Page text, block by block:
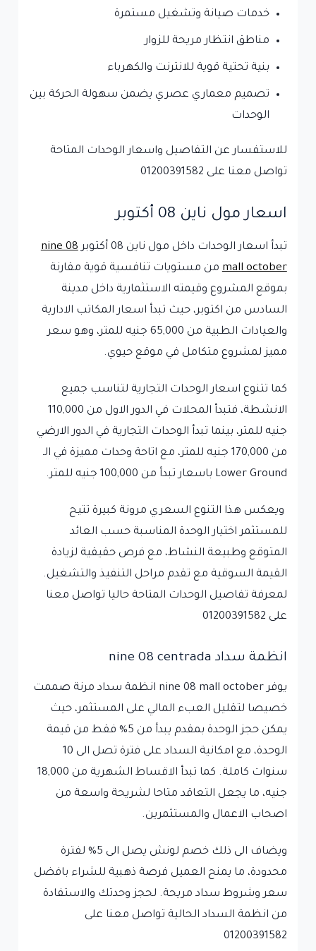
خدمات صيانة وتشغيل مستمرة
مناطق انتظار مريحة للزوار
بنية تحتية قوية للانترنت والكهرباء
تصميم معماري عصري يضمن سهولة الحركة بين
الوحدات
للاستفسار عن التفاصيل واسعار الوحدات المتاحة
تواصل معنا على 01200391582
اسعار مول ناين 08 أكتوبر
تبدأ اسعار الوحدات داخل مول ناين 08 أكتوبر
nine 08
mall octoberمن مستويات تنافسية قوية مقارنة
بموقع المشروع وقيمته الاستثمارية داخل مدينة
السادس من اكتوبر، حيث تبدأ اسعار المكاتب الادارية
والعيادات الطبية من 65,000 جنيه للمتر، وهو سعر
مميز لمشروع متكامل في موقع حيوي.
كما تتنوع اسعار الوحدات التجارية لتناسب جميع
الانشطة، فتبدأ المحلات في الدور الاول من 110,000
جنيه للمتر، بينما تبدأ الوحدات التجارية في الدور الارضي
من 170,000 جنيه للمتر، مع اتاحة وحدات مميزة في الـ
Lower Ground باسعار تبدأ من 100,000 جنيه للمتر.
ويعكس هذا التنوع السعري مرونة كبيرة تتيح
للمستثمر اختيار الوحدة المناسبة حسب العائد
المتوقع وطبيعة النشاط، مع فرص حقيقية لزيادة
القيمة السوقية مع تقدم مراحل التنفيذ والتشغيل.
لمعرفة تفاصيل الوحدات المتاحة حاليا تواصل معنا
على 01200391582
انظمة سداد nine 08 centrada
يوفر nine 08 mall october انظمة سداد مرنة صممت
خصيصا لتقليل العبء المالي على المستثمر، حيث
يمكن حجز الوحدة بمقدم يبدأ من 5% فقط من قيمة
الوحدة، مع امكانية السداد على فترة تصل الى 10
سنوات كاملة. كما تبدأ الاقساط الشهرية من 18,000
جنيه، ما يجعل التعاقد متاحا لشريحة واسعة من
اصحاب الاعمال والمستثمرين.
ويضاف الى ذلك خصم لونش يصل الى 5% لفترة
محدودة، ما يمنح العميل فرصة ذهبية للشراء بافضل
سعر وشروط سداد مريحة. لحجز وحدتك والاستفادة
من انظمة السداد الحالية تواصل معنا على
01200391582